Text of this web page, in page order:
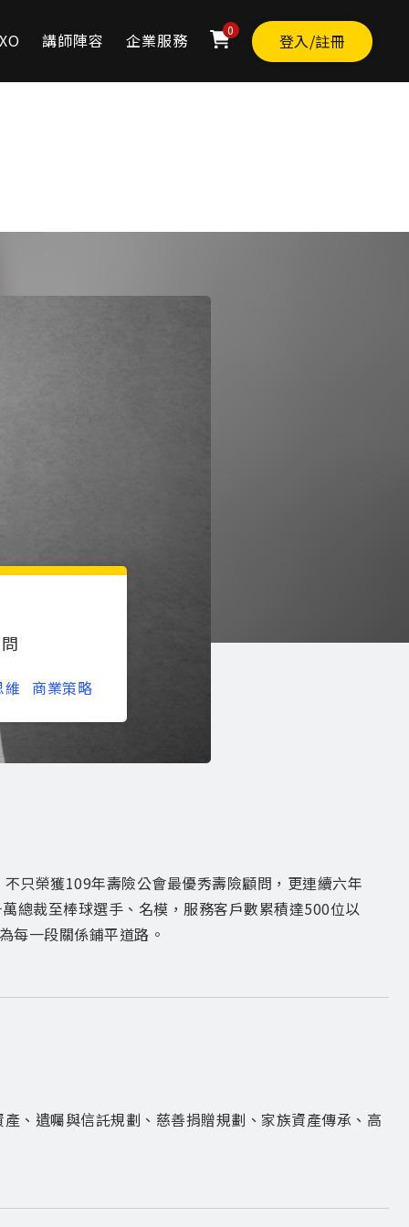
講師陣容 企業服務 0 登入/註冊
維 商業策略
只榮獲109年壽險公會最優秀壽險顧問，更連續六年
總裁至棒球選手、名模，服務客戶數累積達500位以
每一段關係鋪平道路。
、遺囑與信託規劃、慈善捐贈規劃、家族資產傳承、高